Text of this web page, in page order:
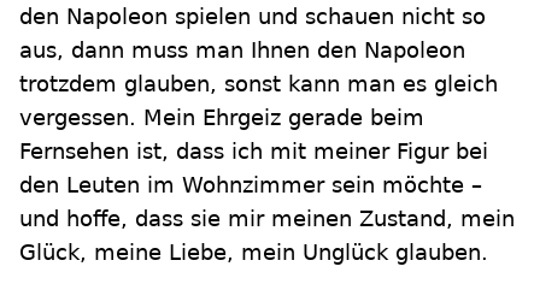
den Napoleon spielen und schauen nicht so
aus, dann muss man Ihnen den Napoleon
trotzdem glauben, sonst kann man es gleich
vergessen. Mein Ehrgeiz gerade beim
Fernsehen ist, dass ich mit meiner Figur bei
den Leuten im Wohnzimmer sein möchte –
und hoffe, dass sie mir meinen Zustand, mein
Glück, meine Liebe, mein Unglück glauben.